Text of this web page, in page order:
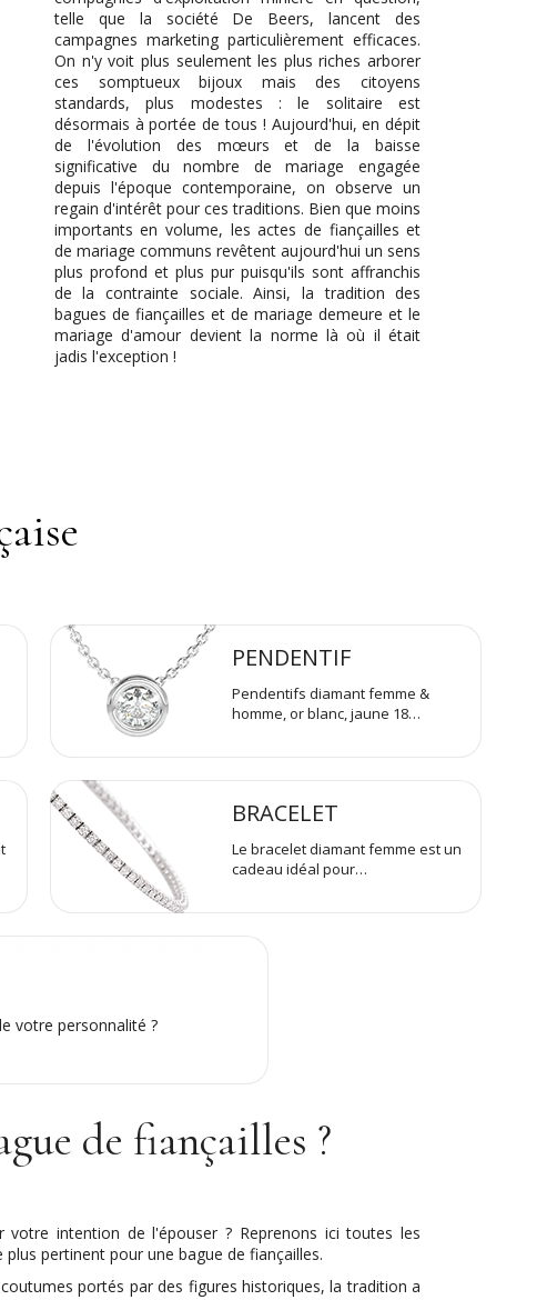
telle que la société De Beers, lancent des
campagnes marketing particulièrement efficaces.
On n'y voit plus seulement les plus riches arborer
ces somptueux bijoux mais des citoyens
standards, plus modestes : le solitaire est
désormais à portée de tous ! Aujourd'hui, en dépit
de l'évolution des mœurs et de la baisse
significative du nombre de mariage engagée
depuis l'époque contemporaine, on observe un
regain d'intérêt pour ces traditions. Bien que moins
importants en volume, les actes de fiançailles et
de mariage communs revêtent aujourd'hui un sens
plus profond et plus pur puisqu'ils sont affranchis
de la contrainte sociale. Ainsi, la tradition des
bagues de fiançailles et de mariage demeure et le
mariage d'amour devient la norme là où il était
jadis l'exception !
PENDENTIF
Pendentifs diamant femme &
homme, or blanc, jaune 18…
BRACELET
Le bracelet diamant femme est un
cadeau idéal pour…
votre personnalité ?
de fiançailles ?
intention de l'épouser ? Reprenons ici toutes les
pertinent pour une bague de fiançailles.
portés par des figures historiques, la tradition a